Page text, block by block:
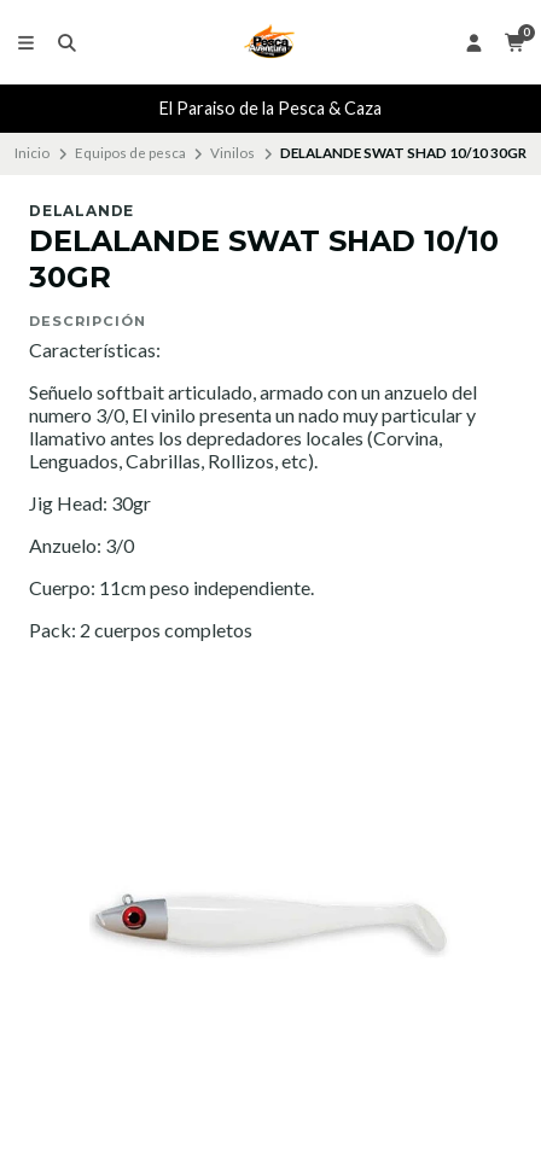
0
El Paraiso de la Pesca & Caza
Inicio Equipos de pesca Vinilos DELALANDE SWAT SHAD 10/10 30GR
DELALANDE
DELALANDE SWAT SHAD 10/10
30GR
DESCRIPCIÓN
Características:
Señuelo softbait articulado, armado con un anzuelo del
numero 3/0, El vinilo presenta un nado muy particular y
llamativo antes los depredadores locales (Corvina,
Lenguados, Cabrillas, Rollizos, etc).
Jig Head: 30gr
Anzuelo: 3/0
Cuerpo: 11cm peso independiente.
Pack: 2 cuerpos completos